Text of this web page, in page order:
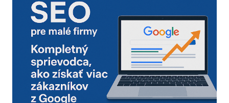
Odfiltrovanie neaktívnych používateľov, starých alebo
neoverených e-mailov vám pomôže zvýšiť mieru
doručiteľnosti a znížiť riziko, že vaše e-maily skončia v
spam priečinku. Zamerajte sa najmä na tých príjemcov, ktorí
dlhodobo neotvárali e-maily – zvážte, či má zmysel ich
osloviť špeciálnou reaktivačnou kampaňou, alebo ich radšej
úplne odstrániť z databázy. 2. Segmentácia kontaktov podľa